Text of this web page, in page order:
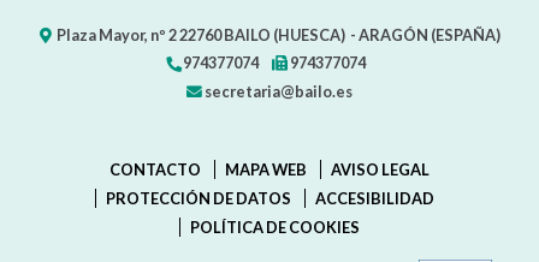
Plaza Mayor, nº 222760 BAILO (HUESCA) - ARAGÓN (ESPAÑA)
974377074
974377074
secretaria@bailo.es
CONTACTO MAPA WEB
AVISO LEGAL
PROTECCIÓN DE DATOS
ACCESIBILIDAD
POLÍTICA DE COOKIES